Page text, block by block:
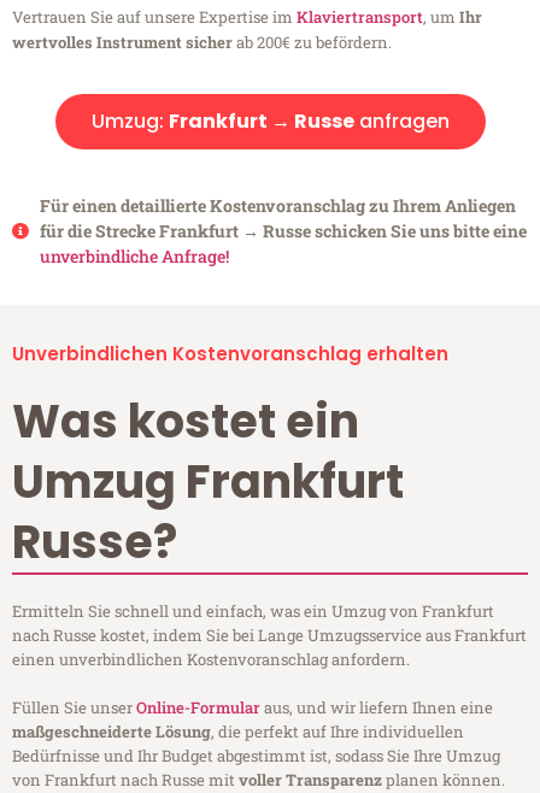
Vertrauen Sie auf unsere Expertise im Klaviertransport, um Ihr
wertvolles Instrument sicherab 200€ zu befördern.
Umzug: Frankfurt → Russeanfragen
Für einen detaillierte Kostenvoranschlag zu Ihrem Anliegen
für die Strecke Frankfurt → Russe schicken Sie uns bitte eine
unverbindliche Anfrage!
Unverbindlichen Kostenvoranschlag erhalten
Was kostet ein
Umzug Frankfurt
Russe?
Ermitteln Sie schnell und einfach, was ein Umzug von Frankfurt
nach Russe kostet, indem Sie bei Lange Umzugsservice aus Frankfurt
einen unverbindlichen Kostenvoranschlag anfordern.
Füllen Sie unserOnline-Formularaus, und wir liefern Ihnen eine
maßgeschneiderte Lösung, die perfekt auf Ihre individuellen
Bedürfnisse und Ihr Budget abgestimmt ist, sodass Sie Ihre Umzug
von Frankfurt nach Russe mitvoller Transparenzplanen können.